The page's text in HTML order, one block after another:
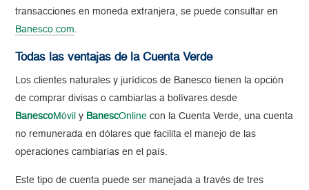
transacciones en moneda extranjera, se puede consultar en
Banesco.com.
Todas las ventajas de la Cuenta Verde
Los clientes naturales y jurídicos de Banesco tienen la opción
de comprar divisas o cambiarlas a bolívares desde
BanescoMóvil y BanescOnline con la Cuenta Verde, una cuenta
no remunerada en dólares que facilita el manejo de las
operaciones cambiarias en el país.
Este tipo de cuenta puede ser manejada a través de tres